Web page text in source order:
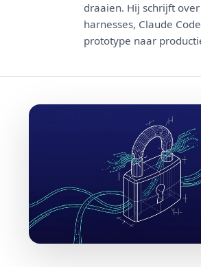
draaien. Hij schrijft
harnesses, Claude
prototype naar